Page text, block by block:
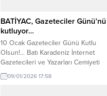
BATİYAC, Gazeteciler Günü’nü
kutluyor…
10 Ocak Gazeteciler Günü Kutlu
Olsun!… Batı Karadeniz İnternet
Gazetecileri ve Yazarları Cemiyeti
(BATİYAC) olarak tüm
meslektaşlarımızı selamlıyor, 10
09/01/2026 17:58